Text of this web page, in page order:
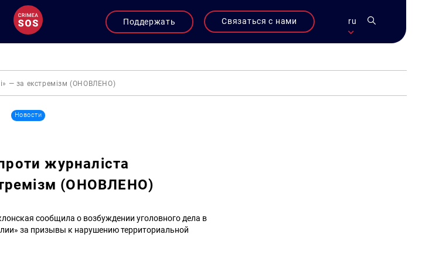
Поддержать Связаться с нами ru
— за екстремізм (ОНОВЛЕНО)
Новости
журналіста
(ОНОВЛЕНО)
сообщила о возбуждении уголовного дела в
за призывы к нарушению территориальной